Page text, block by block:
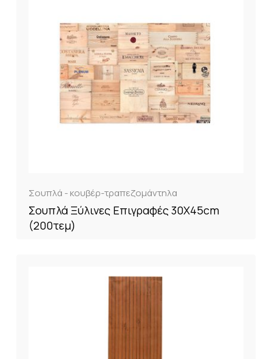
Σουπλά - κουβέρ-τραπεζομάντηλα
Σουπλά Ξύλινες Επιγραφές 30Χ45cm
(200τεμ)